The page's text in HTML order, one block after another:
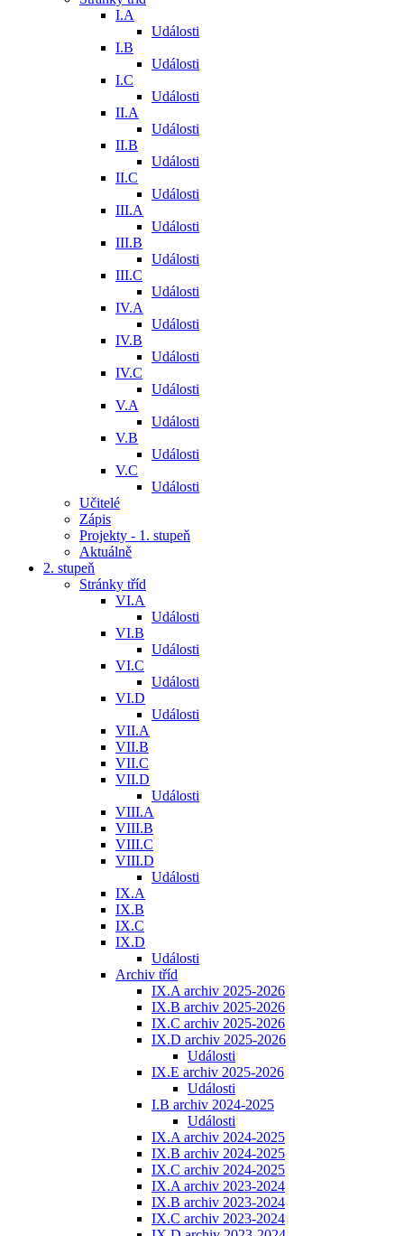
I.A
Události
I.B
Události
I.C
Události
II.A
Události
II.B
Události
II.C
Události
III.A
Události
III.B
Události
III.C
Události
IV.A
Události
IV.B
Události
IV.C
Události
V.A
Události
V.B
Události
V.C
Události
Učitelé
Zápis
Projekty - 1. stupeň
Aktuálně
2. stupeň
Stránky tříd
VI.A
Události
VI.B
Události
VI.C
Události
VI.D
Události
VII.A
VII.B
VII.C
VII.D
Události
VIII.A
VIII.B
VIII.C
VIII.D
Události
IX.A
IX.B
IX.C
IX.D
Události
Archiv tříd
IX.A archiv 2025-2026
IX.B archiv 2025-2026
IX.C archiv 2025-2026
IX.D archiv 2025-2026
Události
IX.E archiv 2025-2026
Události
I.B archiv 2024-2025
Události
IX.A archiv 2024-2025
IX.B archiv 2024-2025
IX.C archiv 2024-2025
IX.A archiv 2023-2024
IX.B archiv 2023-2024
IX.C archiv 2023-2024